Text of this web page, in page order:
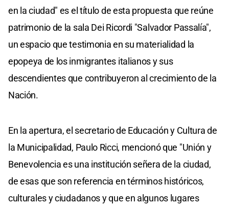
en la ciudad" es el título de esta propuesta que reúne
patrimonio de la sala Dei Ricordi "Salvador Passalía",
un espacio que testimonia en su materialidad la
epopeya de los inmigrantes italianos y sus
descendientes que contribuyeron al crecimiento de la
Nación.
En la apertura, el secretario de Educación y Cultura de
la Municipalidad, Paulo Ricci, mencionó que "Unión y
Benevolencia es una institución señera de la ciudad,
de esas que son referencia en términos históricos,
culturales y ciudadanos y que en algunos lugares